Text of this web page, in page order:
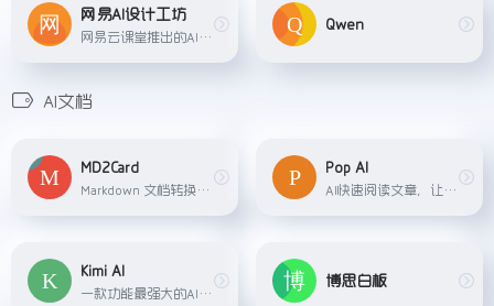
网易AI设计工坊
网易云课堂推出的AI作画平台
Qwen
AI文档
MD2Card
Markdown 文档转换为精美的知识卡片，支持多种风格
Pop AI
AI快速阅读文章，让你和文档进行聊天提问，提供强大的聊天、文档创建和创意生成功能。用户可以通过上传文件或链接来和AI进行交流，也可以利用AI辅助完成教育写作、专业写作、演示..
Kimi AI
一款功能最强大的AI智能助手,功能包括：对话、超长文本阅读、语音转文字、信息搜索、文件内容处理
博思白板